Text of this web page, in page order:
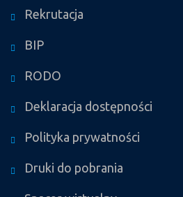
Rekrutacja
BIP
RODO
Deklaracja dostępności
Polityka prywatności
Druki do pobrania